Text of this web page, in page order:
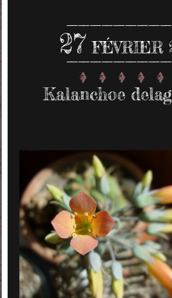
27 FÉVRIER
Kalanchoe